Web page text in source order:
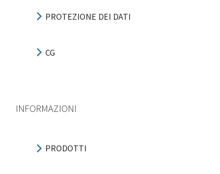
PROTEZIONE DEI DATI
CG
INFORMAZIONI
PRODOTTI